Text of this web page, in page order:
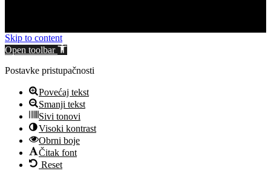
Skip to content
Open toolbar
Postavke pristupačnosti
Povećaj tekst
Smanji tekst
Sivi tonovi
Visoki kontrast
Obrni boje
Čitak font
Reset